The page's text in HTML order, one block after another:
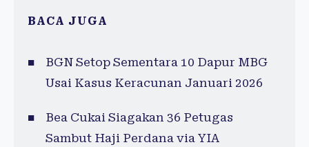
BACA JUGA
BGN Setop Sementara 10 Dapur MBG
Usai Kasus Keracunan Januari 2026
Bea Cukai Siagakan 36 Petugas
Sambut Haji Perdana via YIA